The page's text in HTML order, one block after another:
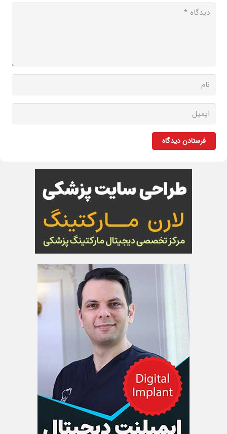
فرستادن دیدگاه